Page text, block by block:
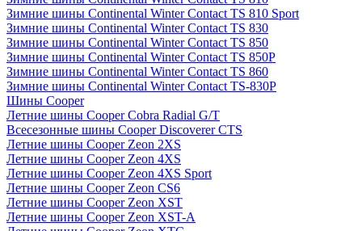
Зимние шины Continental Winter Contact TS 810 Sport
Зимние шины Continental Winter Contact TS 830
Зимние шины Continental Winter Contact TS 850
Зимние шины Continental Winter Contact TS 850P
Зимние шины Continental Winter Contact TS 860
Зимние шины Continental Winter Contact TS-830P
Шины Cooper
Летние шины Cooper Cobra Radial G/T
Всесезонные шины Cooper Discoverer CTS
Летние шины Cooper Zeon 2XS
Летние шины Cooper Zeon 4XS
Летние шины Cooper Zeon 4XS Sport
Летние шины Cooper Zeon CS6
Летние шины Cooper Zeon XST
Летние шины Cooper Zeon XST-A